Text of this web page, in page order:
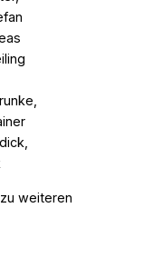
weiteren